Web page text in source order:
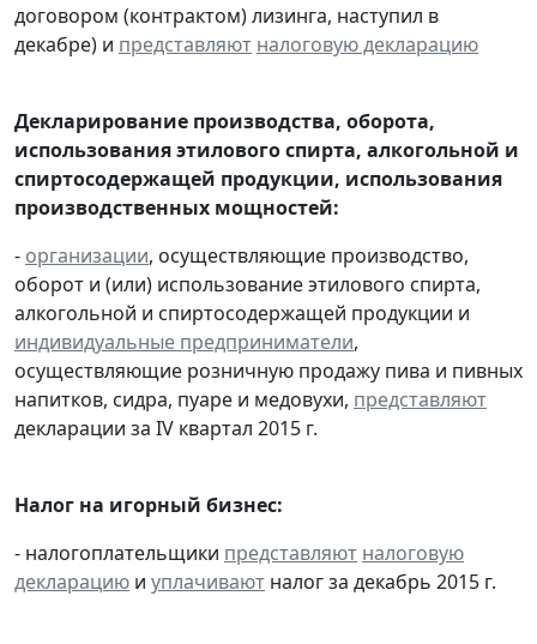
договором (контрактом) лизинга, наступил в
декабре) и представляют налоговую декларацию
Декларирование производства, оборота,
использования этилового спирта, алкогольной и
спиртосодержащей продукции, использования
производственных мощностей:
- организации, осуществляющие производство,
оборот и (или) использование этилового спирта,
алкогольной и спиртосодержащей продукции и
индивидуальные предприниматели,
осуществляющие розничную продажу пива и пивных
напитков, сидра, пуаре и медовухи, представляют
декларации за IV квартал 2015 г.
Налог на игорный бизнес:
- налогоплательщики представляют налоговую
декларацию и уплачивают налог за декабрь 2015 г.